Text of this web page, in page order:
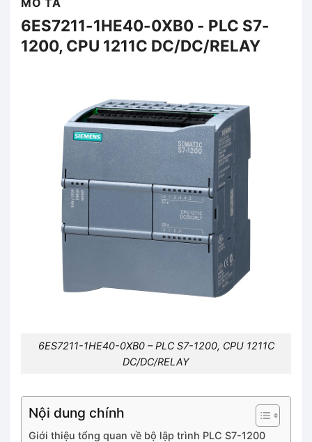
6ES7211-1HE40-0XB0 - PLC S7-
1200, CPU 1211C DC/DC/RELAY
6ES7211-1HE40-0XB0 – PLC S7-1200, CPU 1211C
DC/DC/RELAY
Nội dung chính
Giới thiệu tổng quan về bộ lập trình PLC S7-1200